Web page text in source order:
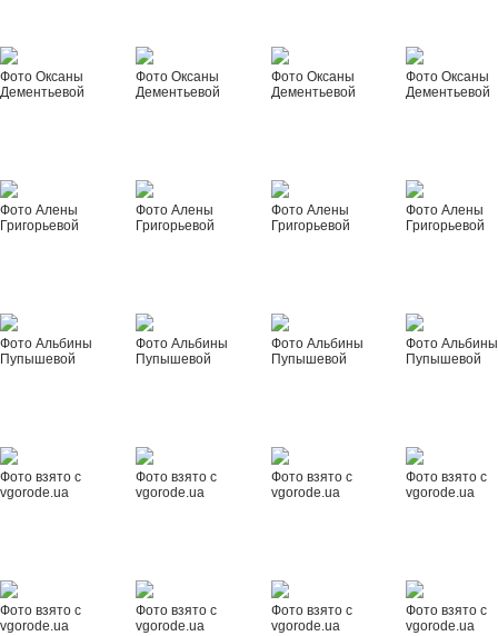
Фото Оксаны
Дементьевой
Фото Оксаны
Дементьевой
Фото Оксаны
Дементьевой
Фото Оксаны
Дементьевой
Фото Алены
Григорьевой
Фото Алены
Григорьевой
Фото Алены
Григорьевой
Фото Алены
Григорьевой
Фото Альбины
Пупышевой
Фото Альбины
Пупышевой
Фото Альбины
Пупышевой
Фото Альбины
Пупышевой
Фото взято с
vgorode.ua
Фото взято с
vgorode.ua
Фото взято с
vgorode.ua
Фото взято с
vgorode.ua
Фото взято с
vgorode.ua
Фото взято с
vgorode.ua
Фото взято с
vgorode.ua
Фото взято с
vgorode.ua